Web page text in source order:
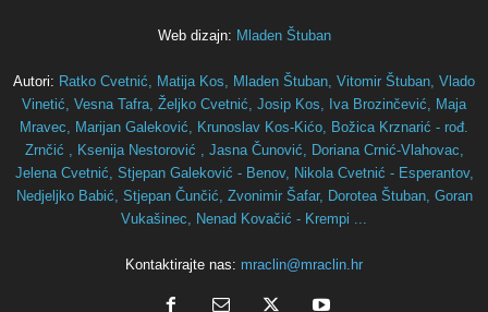
Web dizajn: Mladen Štuban
Autori: Ratko Cvetnić, Matija Kos, Mladen Štuban, Vitomir Štuban, Vlado
Vinetić, Vesna Tafra, Željko Cvetnić, Josip Kos, Iva Brozinčević, Maja
Mravec, Marijan Galeković, Krunoslav Kos-Kićo, Božica Krznarić - rođ.
Zrnčić , Ksenija Nestorović , Jasna Čunović, Doriana Crnić-Vlahovac,
Jelena Cvetnić, Stjepan Galeković - Benov, Nikola Cvetnić - Esperantov,
Nedjeljko Babić, Stjepan Čunčić, Zvonimir Šafar, Dorotea Štuban, Goran
Vukašinec, Nenad Kovačić - Krempi ...
Kontaktirajte nas: mraclin@mraclin.hr